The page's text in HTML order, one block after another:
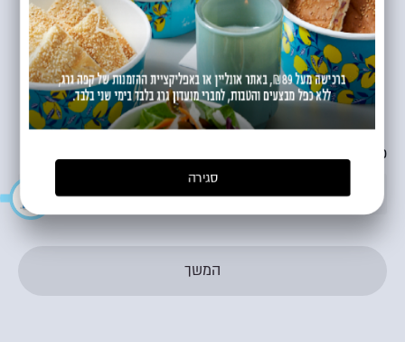
משלוח איסוף עצמי
כתובת מלאה למשלוח
המשך
סגירה